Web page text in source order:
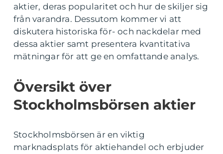
aktier, deras popularitet och hur de skiljer sig
från varandra. Dessutom kommer vi att
diskutera historiska för- och nackdelar med
dessa aktier samt presentera kvantitativa
mätningar för att ge en omfattande analys.
Översikt över
Stockholmsbörsen aktier
Stockholmsbörsen är en viktig
marknadsplats för aktiehandel och erbjuder